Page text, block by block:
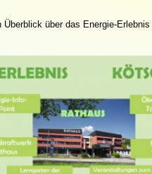
Überblick über das Energie-